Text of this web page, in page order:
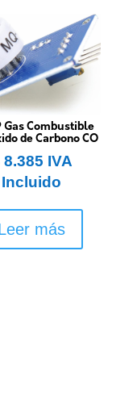
Gas Combustible
de Carbono CO
8.385 IVA
Incluido
más